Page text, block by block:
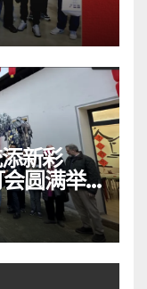
新彩
圆满举